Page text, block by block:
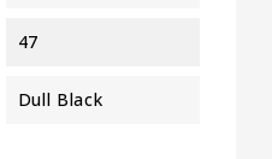
47
Dull Black